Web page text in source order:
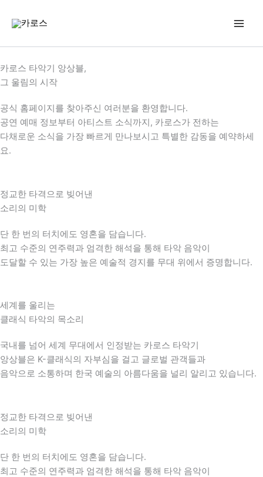
로
건
너
기
카로스 타악기 앙상블,
그 울림의 시작
공식 홈페이지를 찾아주신 여러분을 환영합니다.
공연 예매 정보부터 아티스트 소식까지, 카로스가 전하는
다채로운 소식을 가장 빠르게 만나보시고 특별한 감동을 예약하세
요.
정교한 타격으로 빚어낸
소리의 미학
단 한 번의 터치에도 영혼을 담습니다.
최고 수준의 연주력과 엄격한 해석을 통해 타악 음악이
도달할 수 있는 가장 높은 예술적 경지를 무대 위에서 증명합니다.
세계를 울리는
클래식 타악의 목소리
국내를 넘어 세계 무대에서 인정받는 카로스 타악기
앙상블은 K-클래식의 자부심을 걸고 글로벌 관객들과
음악으로 소통하며 한국 예술의 아름다움을 널리 알리고 있습니다.
정교한 타격으로 빚어낸
소리의 미학
단 한 번의 터치에도 영혼을 담습니다.
최고 수준의 연주력과 엄격한 해석을 통해 타악 음악이